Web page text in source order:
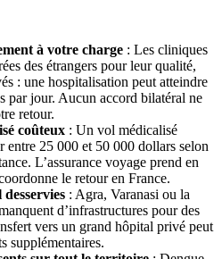
à votre charge : Les cliniques
des étrangers pour leur qualité,
: une hospitalisation peut atteindre
par jour. Aucun accord bilatéral ne
retour.
coûteux : Un vol médicalisé
entre 25 000 et 50 000 dollars selon
L’assurance voyage prend en
le retour en France.
: Agra, Varanasi ou la
d’infrastructures pour des
vers un grand hôpital privé peut
supplémentaires.